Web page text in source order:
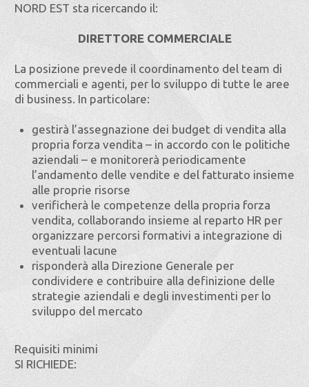
NORD EST sta ricercando il:
DIRETTORE COMMERCIALE
La posizione prevede il coordinamento del team di
commerciali e agenti, per lo sviluppo di tutte le aree
di business. In particolare:
gestirà l’assegnazione dei budget di vendita alla
propria forza vendita – in accordo con le politiche
aziendali – e monitorerà periodicamente
l’andamento delle vendite e del fatturato insieme
alle proprie risorse
verificherà le competenze della propria forza
vendita, collaborando insieme al reparto HR per
organizzare percorsi formativi a integrazione di
eventuali lacune
risponderà alla Direzione Generale per
condividere e contribuire alla definizione delle
strategie aziendali e degli investimenti per lo
sviluppo del mercato
Requisiti minimi
SI RICHIEDE: